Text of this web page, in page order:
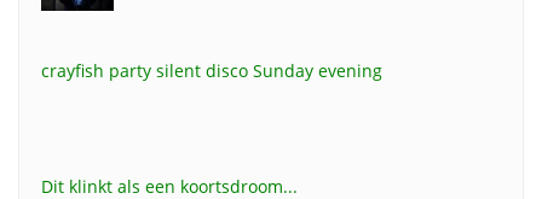
crayfish party silent disco Sunday evening
Dit klinkt als een koortsdroom...